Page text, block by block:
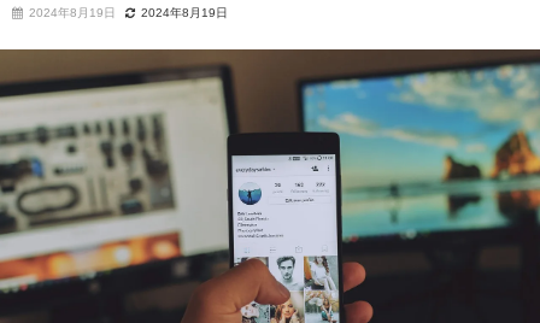
2024年8月19日 2024年8月19日